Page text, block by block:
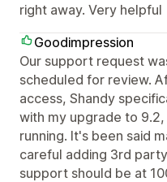
right away. Very helpful
Goodimpression
Our support request
scheduled for review.
access, Shandy
with my upgrade to
running. It's been said
careful adding 3rd
support should be at